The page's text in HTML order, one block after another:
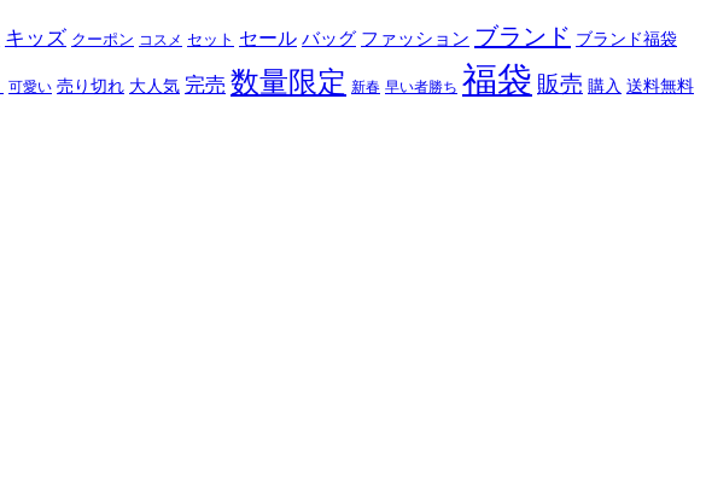
キッズ クーポン コスメ セット セール バッグ ファッション ブランド ブランド福袋
可愛い 売り切れ 大人気 完売 数量限定 新春 早い者勝ち 福袋 販売 購入 送料無料